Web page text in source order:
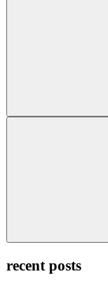
recent posts